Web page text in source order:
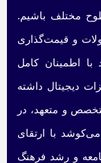
مختلف باشیم.
و قیمت‌گذاری
اطمینان کامل
دیجیتال داشته
و متعهد، در
با ارتقای
و رشد فرهنگ